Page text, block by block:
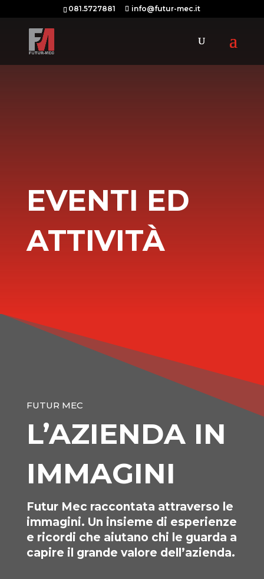
081.5727881 info@futur-mec.it
EVENTI ED
ATTIVITÀ
FUTUR MEC
L’AZIENDA IN
IMMAGINI
Futur Mec raccontata attraverso le
immagini. Un insieme di esperienze
e ricordi che aiutano chi le guarda a
capire il grande valore dell’azienda.